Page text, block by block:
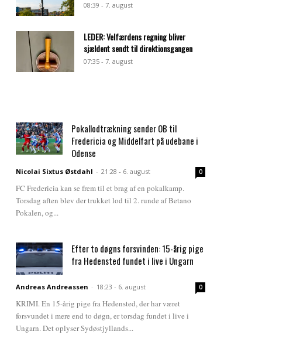
08:39 - 7. august
LEDER: Velfærdens regning bliver
sjældent sendt til direktionsgangen
07:35 - 7. august
Pokallodtrækning sender OB til
Fredericia og Middelfart på udebane i
Odense
Nicolai Sixtus Østdahl - 21:28 - 6. august 0
FC Fredericia kan se frem til et brag af en pokalkamp.
Torsdag aften blev der trukket lod til 2. runde af Betano
Pokalen, og...
Efter to døgns forsvinden: 15-årig pige
fra Hedensted fundet i live i Ungarn
Andreas Andreassen - 18:23 - 6. august 0
KRIMI. En 15-årig pige fra Hedensted, der har været
forsvundet i mere end to døgn, er torsdag fundet i live i
Ungarn. Det oplyser Sydøstjyllands...